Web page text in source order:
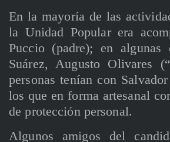
En la mayoría de las
la Unidad Popular era
Puccio (padre); en
Suárez, Augusto Olivares
personas tenían con
los que en forma artesanal
de protección personal.
Algunos amigos del